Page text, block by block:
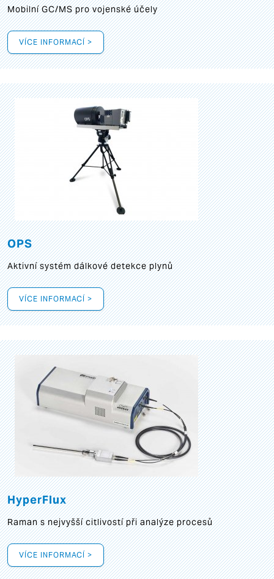
Mobilní GC/MS pro vojenské účely
VÍCE INFORMACÍ >
OPS
Aktivní systém dálkové detekce plynů
VÍCE INFORMACÍ >
HyperFlux
Raman s nejvyšší citlivostí při analýze procesů
VÍCE INFORMACÍ >